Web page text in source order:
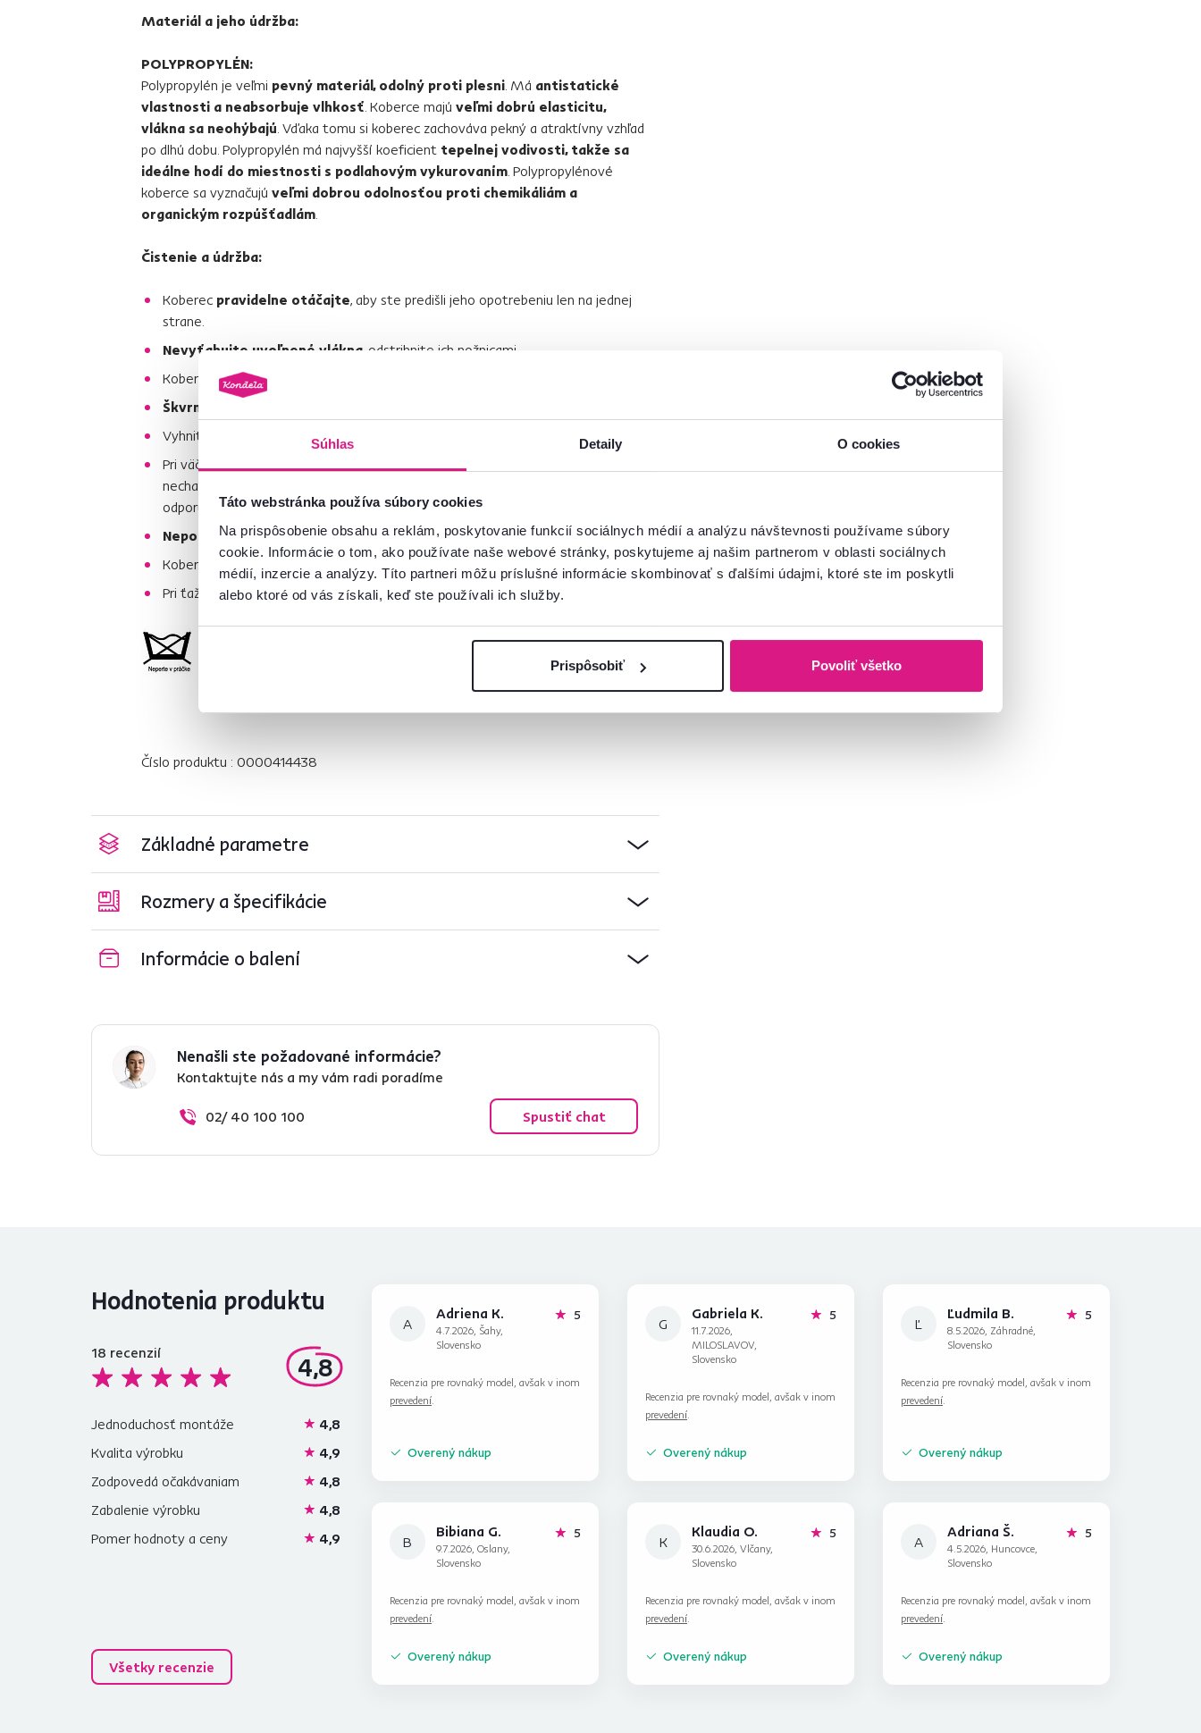
Súhlas Detaily O cookies
Táto webstránka používa súbory cookies
Na prispôsobenie obsahu a reklám, poskytovanie funkcií sociálnych médií a analýzu návštevnosti používame súbory
cookie. Informácie o tom, ako používate naše webové stránky, poskytujeme aj našim partnerom v oblasti sociálnych
médií, inzercie a analýzy. Títo partneri môžu príslušné informácie skombinovať s ďalšími údajmi, ktoré ste im poskytli
alebo ktoré od vás získali, keď ste používali ich služby.
Prispôsobiť Povoliť všetko
Materiál a jeho údržba:
POLYPROPYLÉN:
Polypropylén je veľmi pevný materiál, odolný proti plesni . Má antistatické
vlastnosti a neabsorbuje vlhkosť . Koberce majú veľmi dobrú elasticitu,
vlákna sa neohýbajú . Vďaka tomu si koberec zachováva pekný a atraktívny vzhľad
po dlhú dobu. Polypropylén má najvyšší koeficient tepelnej vodivosti, takže sa
ideálne hodí do miestnosti s podlahovým vykurovaním . Polypropylénové
koberce sa vyznačujú veľmi dobrou odolnosťou proti chemikáliám a
organickým rozpúšťadlám
Čistenie a údržba:
Koberec pravidelne otáčajte, aby ste predišli jeho opotrebeniu len na jednej
strane.
Nevyťahujte uvoľnené vlákna , odstrihnite ich nožnicami.
Koberec
vysávajte min. 2 - 3 x za týždeň
Škvrny ihneď vyčistite
Vyhnite sa
namáčaniu koberca
Pri väčšom znečistení použite
nechajte istý čas pôsobiť. Potom koberec dôkladne vysajte. Táto metóda sa
odporúča pri kobercoch s kratším vlasom.
Nepoužívajte chemikálie , ktoré by mohli koberec poškodiť.
Koberce z polypropylénu sa
neodporúčajú prať v práčke
Pri ťažko odstrániteľných škvrnách odporúčameprofesionálne čistenie
Číslo produktu : 0000414438
Základné parametre
Rozmery a špecifikácie
Informácie o balení
Nenašli ste požadované informácie?
Kontaktujte nás a my vám radi poradíme
02/ 40 100 100 Spustiť chat
Hodnotenia produktu
4,8
18 recenzií
Jednoduchosť montáže
4,8
Kvalita výrobku
4,9
Zodpovedá očakávaniam
4,8
Zabalenie výrobku
4,8
Pomer hodnoty a ceny
4,9
Všetky recenzie
A
Adriena K.
4.7.2026, Šahy,
Slovensko
5hviezdičiek
Recenzia pre rovnaký model, avšak v inom
prevedení
Overený nákup
G
Gabriela K.
11.7.2026,
MILOSLAVOV,
Slovensko
5hviezdičiek
Recenzia pre rovnaký model, avšak v inom
prevedení
Overený nákup
Ľ
Ľudmila B.
8.5.2026, Záhradné,
Slovensko
5hviezdičiek
Recenzia pre rovnaký model, avšak v inom
prevedení
Overený nákup
B
Bibiana G.
9.7.2026, Oslany,
Slovensko
5hviezdičiek
Recenzia pre rovnaký model, avšak v inom
prevedení
Overený nákup
K
Klaudia O.
30.6.2026, Vlčany,
Slovensko
5hviezdičiek
Recenzia pre rovnaký model, avšak v inom
prevedení
Overený nákup
A
Adriana Š.
4.5.2026, Huncovce,
Slovensko
5hviezdičiek
Recenzia pre rovnaký model, avšak v inom
prevedení
Overený nákup